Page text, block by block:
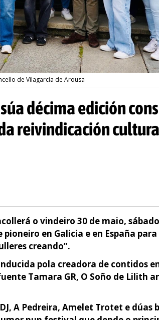
de Vilagarcía de Arousa
décima edición
reivindicación
o vindeiro 30 de maio,
en Galicia e en España
creando”.
pola creadora de contidos
Tamara GR, O Soño de Lilith
A Pedreira, Amelet Trotet e dúas